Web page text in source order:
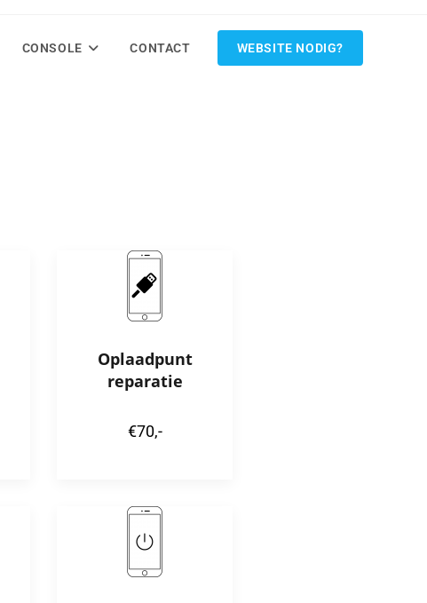
CONSOLE CONTACT WEBSITE NODIG?
Oplaadpunt
reparatie
€70,-